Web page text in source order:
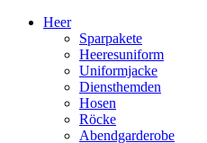
Heer
Sparpakete
Heeresuniform
Uniformjacke
Diensthemden
Hosen
Röcke
Abendgarderobe